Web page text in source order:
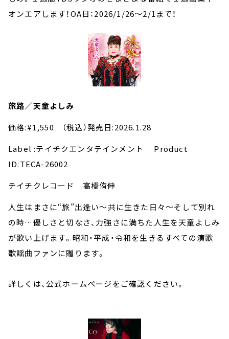
オンエアします！OA日：2026/1/26～2/1まで！
旅路／天童よしみ
価格:¥1,550 （税込）発売日:2026.1.28
Label :テイチクエンタテインメント Product
ID:TECA-26002
テイチクレコード 高橋侑伸
人生はまさに“旅”出逢い～共に生きた日々～そして別れ
の時…優しさと切なさ、力強さに満ちた人生を天童よしみ
が歌い上げます。昭和・平成・令和を生きるすべての演歌
歌謡曲ファンに贈ります。
詳しくは、公式ホームページをご確認ください。